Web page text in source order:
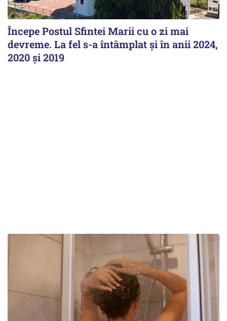
Începe Postul Sfintei Marii cu o zi mai
devreme. La fel s-a întâmplat și în anii 2024,
2020 și 2019